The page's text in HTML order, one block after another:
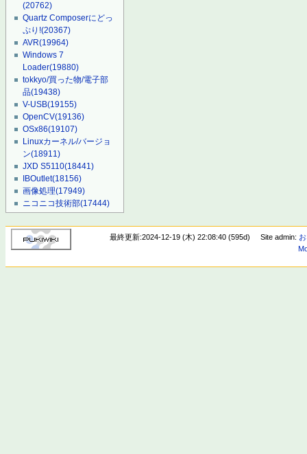
(20762)
Quartz Composerにどっ
ぷり!(20367)
AVR(19964)
Windows 7
Loader(19880)
tokkyo/買った物/電子部
品(19438)
V-USB(19155)
OpenCV(19136)
OSx86(19107)
Linuxカーネル/バージョ
ン(18911)
JXD S5110(18441)
IBOutlet(18156)
画像処理(17949)
ニコニコ技術部(17444)
最終更新:2024-12-19 (木) 22:08:40 (595d) Site admin: